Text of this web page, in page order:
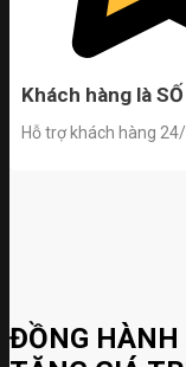
Khách hàng là SỐ
Hỗ trợ khách hàng
ĐỒNG HÀNH